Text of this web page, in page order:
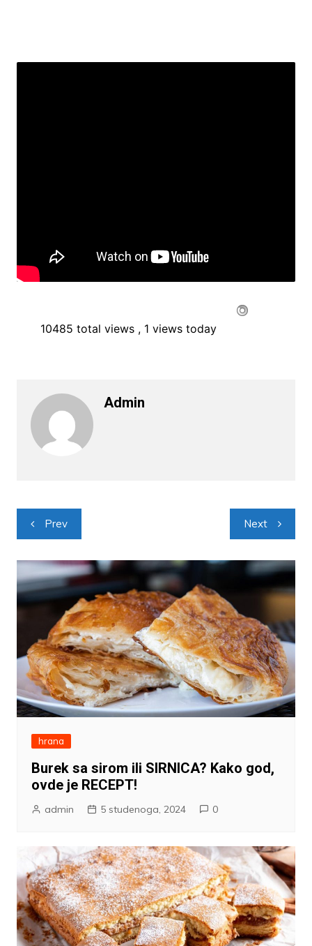
10485 total views , 1 views today
Admin
Navigacija
objava
Prev Next
hrana
Burek sa sirom ili SIRNICA? Kako god,
ovde je RECEPT!
admin 5 studenoga, 2024 0